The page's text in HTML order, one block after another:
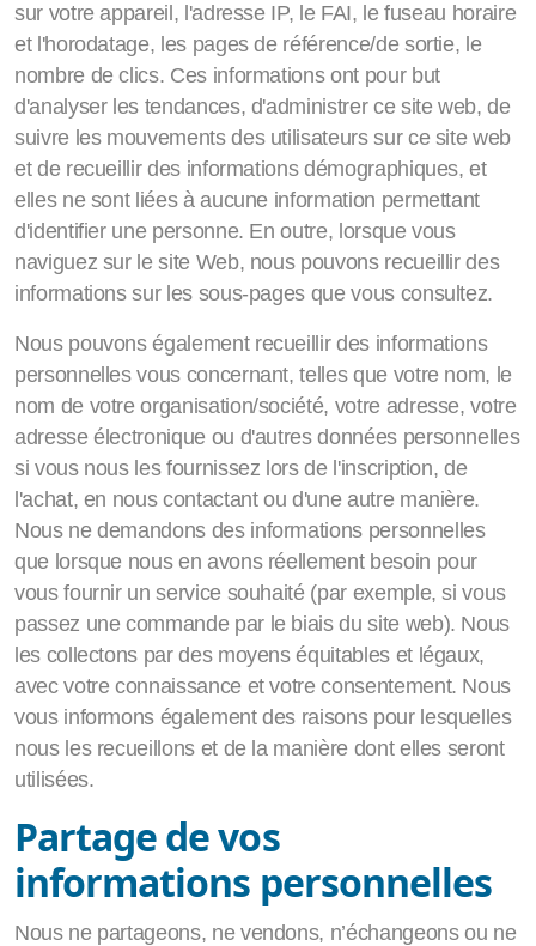
sur votre appareil, l'adresse IP, le FAI, le fuseau horaire
et l'horodatage, les pages de référence/de sortie, le
nombre de clics. Ces informations ont pour but
d'analyser les tendances, d'administrer ce site web, de
suivre les mouvements des utilisateurs sur ce site web
et de recueillir des informations démographiques, et
elles ne sont liées à aucune information permettant
d'identifier une personne. En outre, lorsque vous
naviguez sur le site Web, nous pouvons recueillir des
informations sur les sous-pages que vous consultez.
Nous pouvons également recueillir des informations
personnelles vous concernant, telles que votre nom, le
nom de votre organisation/société, votre adresse, votre
adresse électronique ou d'autres données personnelles
si vous nous les fournissez lors de l'inscription, de
l'achat, en nous contactant ou d'une autre manière.
Nous ne demandons des informations personnelles
que lorsque nous en avons réellement besoin pour
vous fournir un service souhaité (par exemple, si vous
passez une commande par le biais du site web). Nous
les collectons par des moyens équitables et légaux,
avec votre connaissance et votre consentement. Nous
vous informons également des raisons pour lesquelles
nous les recueillons et de la manière dont elles seront
utilisées.
Partage de vos
informations personnelles
Nous ne partageons, ne vendons, n’échangeons ou ne